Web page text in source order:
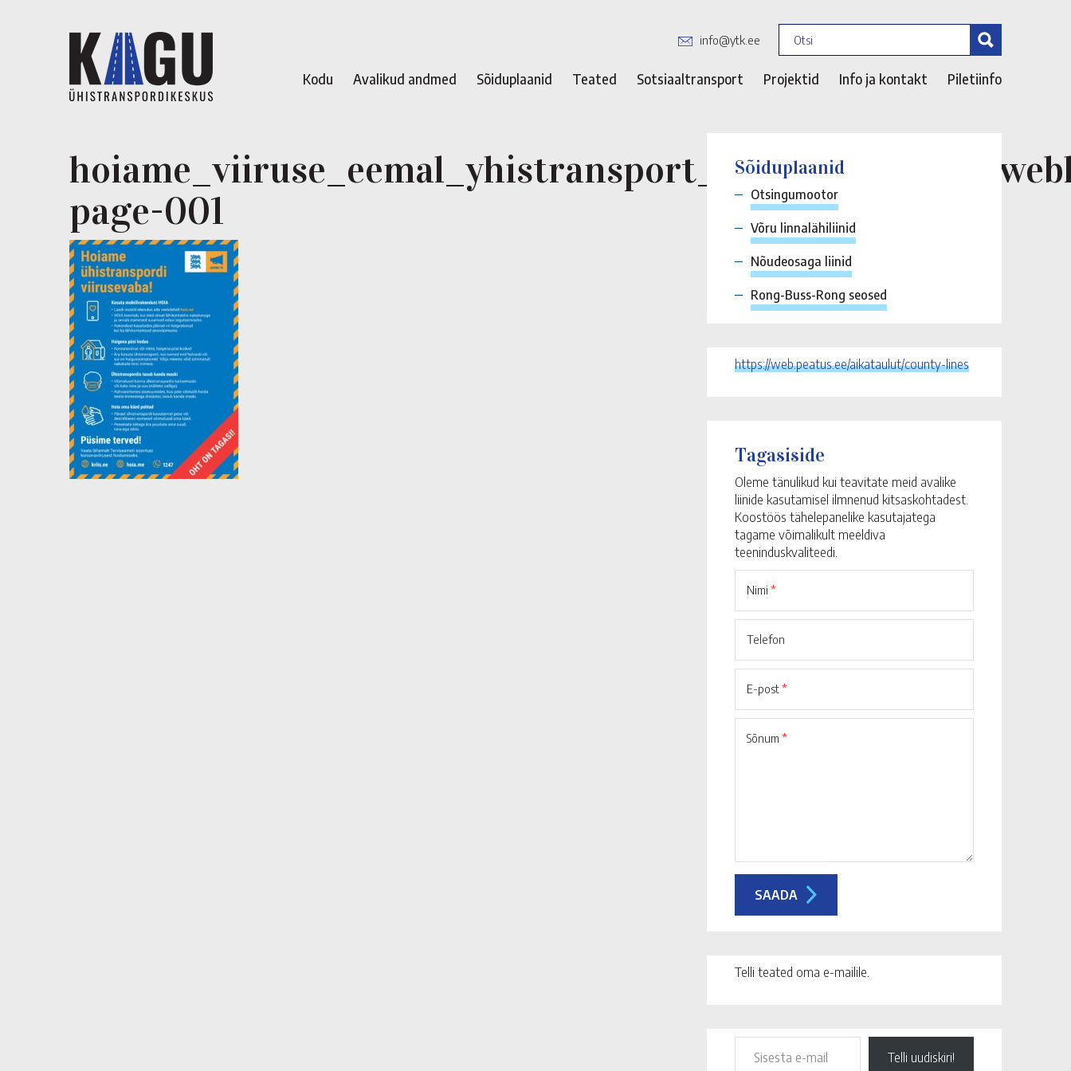
info@ytk.ee
Kodu Avalikud andmed Sõiduplaanid Teated Sotsiaaltransport Projektid Info ja kontakt Piletiinfo
page-001
Sõiduplaanid
Otsingumootor
Võru linnalähiliinid
Nõudeosaga liinid
Rong-Buss-Rong seosed
https://web.peatus.ee/aikataulut/county-lines
Tagasiside
Oleme tänulikud kui teavitate meid avalike
liinide kasutamisel ilmnenud kitsaskohtadest.
Koostöös tähelepanelike kasutajatega
tagame võimalikult meeldiva
teeninduskvaliteedi.
Nimi *
Telefon
E-post*
Sõnum *
Telli teated oma e-mailile.
Telli uudiskiri!